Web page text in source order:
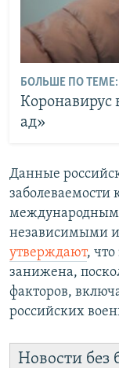
БОЛЬШЕ ПО ТЕМЕ:
Коронавирус
ад»
Данные
независимыми
утверждают, что
занижена,
факторов,
российских
Новости без